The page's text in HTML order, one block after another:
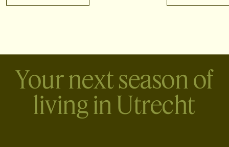
Your next season of
living in Utrecht